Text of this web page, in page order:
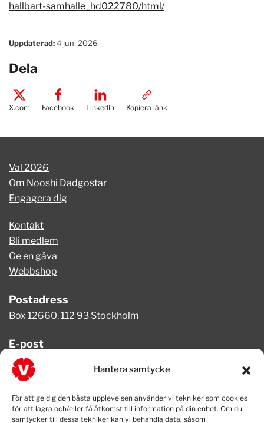
Hantera samtycke
För att ge dig den bästa upplevelsen använder vi tekniker som cookies
för att lagra och/eller få åtkomst till information på din enhet. Om du
samtycker till dessa tekniker kan vi behandla data, såsom
hallbart-samhalle_hd022780/html/
Uppdaterad:4 juni 2026
Dela
X.com Facebook LinkedIn Kopiera länk
Val 2026
Om Nooshi Dadgostar
Engagera dig
Kontakt
Bli medlem
Ge en gåva
Webbshop
Postadress
Box 12660, 112 93 Stockholm
E-post
info@vansterpartiet.se
08-654 08 20